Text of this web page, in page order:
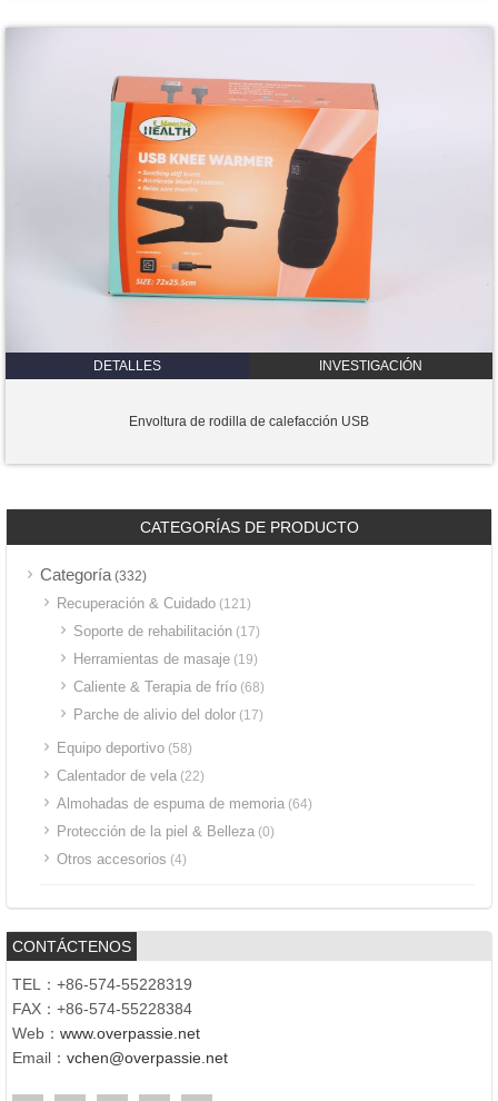
DETALLES INVESTIGACIÓN
Envoltura de rodilla de calefacción USB
CATEGORÍAS DE PRODUCTO
Categoría(332)
Recuperación & Cuidado (121)
Soporte de rehabilitación (17)
Herramientas de masaje (19)
Caliente & Terapia de frío (68)
Parche de alivio del dolor (17)
Equipo deportivo (58)
Calentador de vela (22)
Almohadas de espuma de memoria (64)
Protección de la piel & Belleza (0)
Otros accesorios (4)
CONTÁCTENOS
TEL：+86-574-55228319
FAX：+86-574-55228384
Web： www.overpassie.net
Email： vchen@overpassie.net